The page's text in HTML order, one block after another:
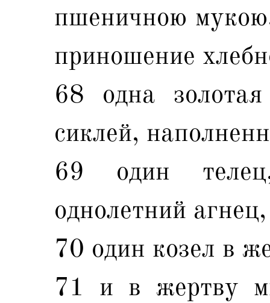
пшеничною
приношение
68 одна
сиклей,
69 один
однолетний
70 один козел в
71 и в жертву